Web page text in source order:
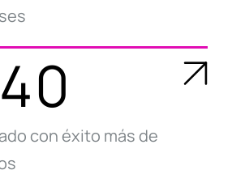
con éxito más de